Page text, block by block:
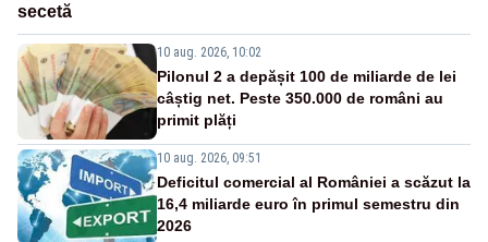
secetă
10 aug. 2026, 10:02
Pilonul 2 a depășit 100 de miliarde de lei
câștig net. Peste 350.000 de români au
primit plăți
10 aug. 2026, 09:51
Deficitul comercial al României a scăzut la
16,4 miliarde euro în primul semestru din
2026